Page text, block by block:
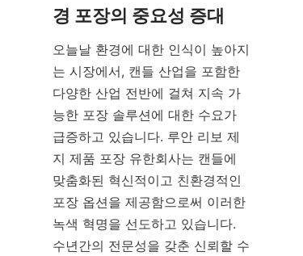
오늘날 환경에 대한 인식이 높아지
는 시장에서, 캔들 산업을 포함한
다양한 산업 전반에 걸쳐 지속 가
능한 포장 솔루션에 대한 수요가
급증하고 있습니다. 루안 리보 제
지 제품 포장 유한회사는 캔들에
맞춤화된 혁신적이고 친환경적인
포장 옵션을 제공함으로써 이러한
녹색 혁명을 선도하고 있습니다.
수년간의 전문성을 갖춘 신뢰할 수